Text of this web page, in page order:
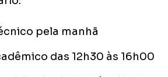
pela manhã
das 12h30 às 16h00